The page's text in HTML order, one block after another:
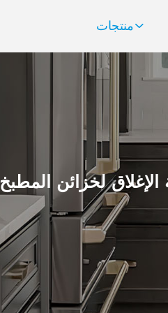
منتجات
لخزائن المطبخ